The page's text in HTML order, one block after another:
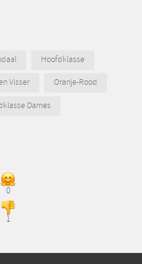
Hoofdklasse
Visser
Oranje-Rood
Dames
0
1